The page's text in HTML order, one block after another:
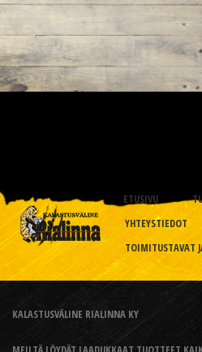
ETUSIVU
YHTEYSTIEDOT
TOIMITUSTAVAT
KALASTUSVÄLINE RIALINNA KY